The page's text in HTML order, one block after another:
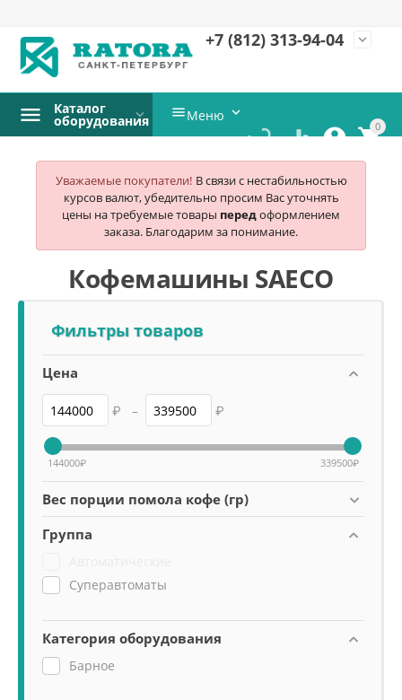
+7 (812) 313-94-04 expand_more
0


 
Каталог
оборудования Меню 
Уважаемые покупатели! В связи с нестабильностью
курсов валют, убедительно просим Вас уточнять
цены на требуемые товары передоформлением
заказа. Благодарим за понимание.
Кофемашины SAECO
Фильтры товаров
Цена
₽ – ₽
144000₽ 339500₽
Вес порции помола кофе (гр)
Группа
Суперавтоматы
Категория оборудования
Барное